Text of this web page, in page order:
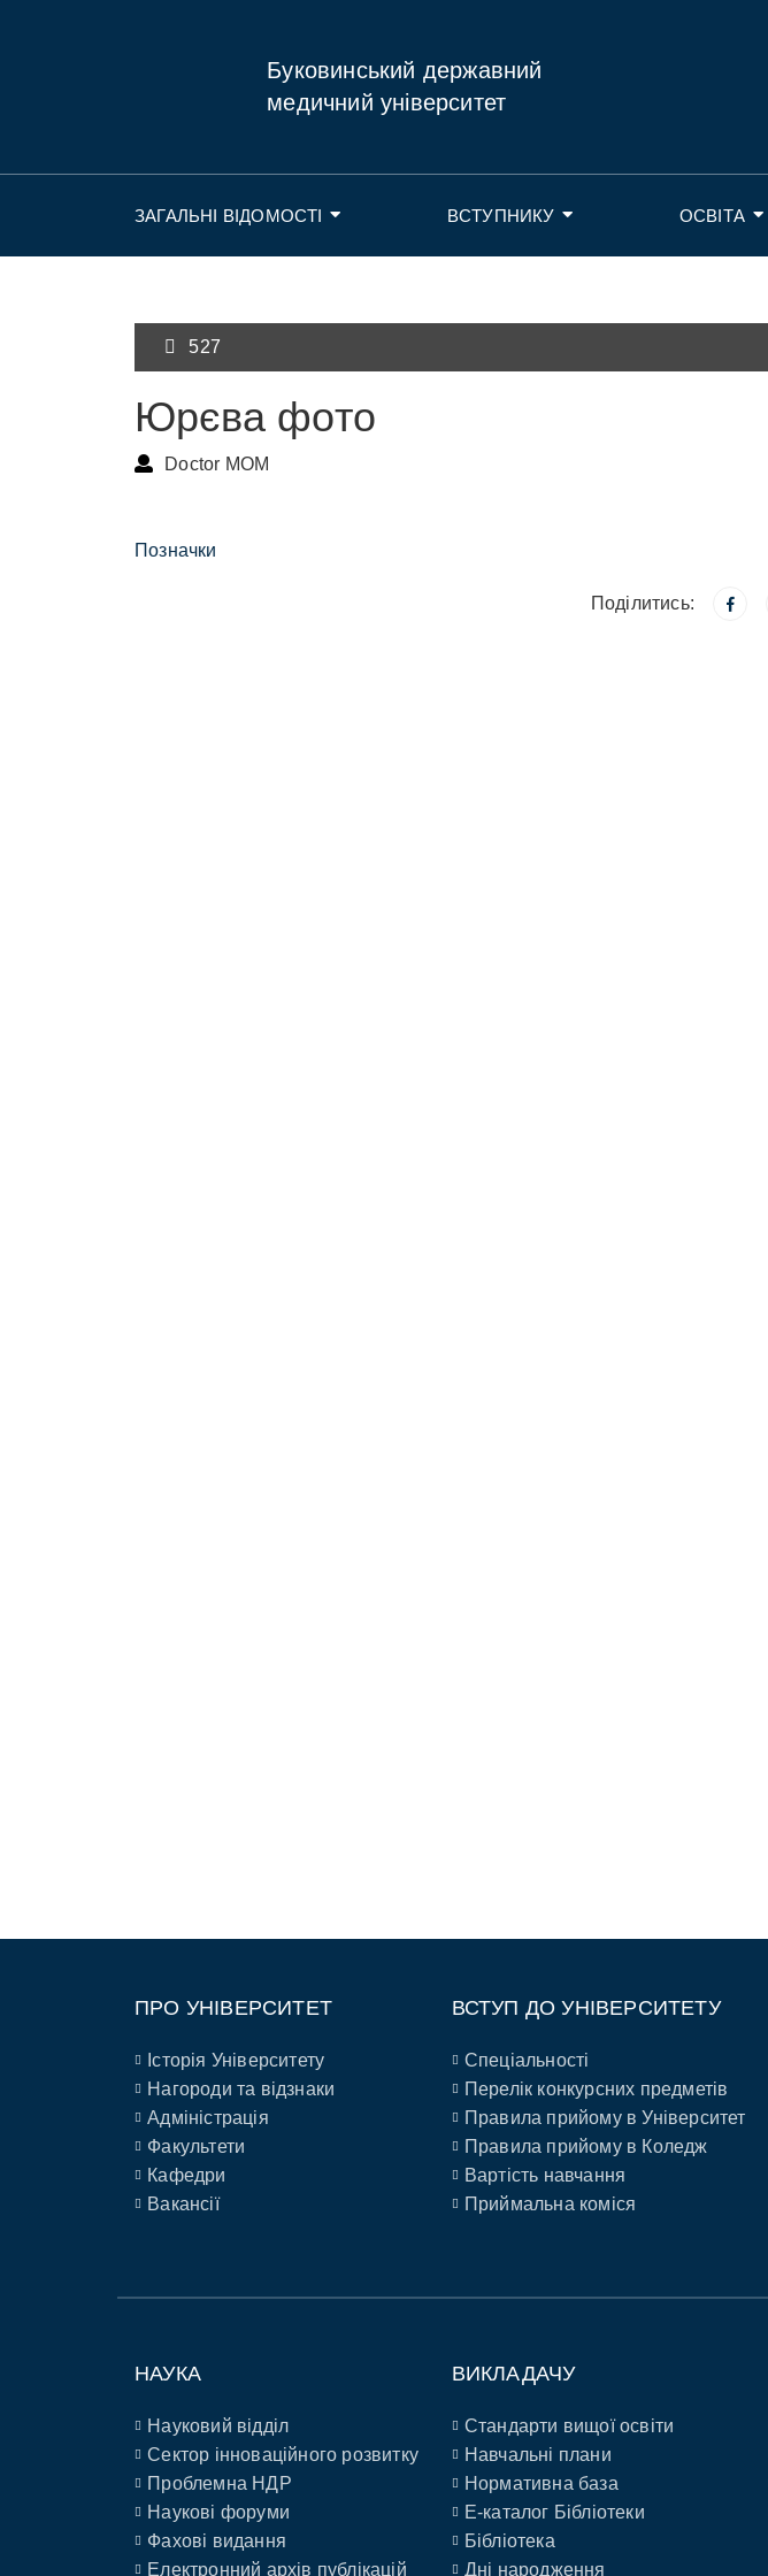
Буковинський державний
медичний університет
ЗАГАЛЬНІ ВІДОМОСТІ ВСТУПНИКУ ОСВІТА
527
Юрєва фото
Doctor MOM
Позначки
Поділитись:
ПРО УНІВЕРСИТЕТ
Історія Університету
Нагороди та відзнаки
Адміністрація
Факультети
Кафедри
Вакансії
ВСТУП ДО УНІВЕРСИТЕТУ
Спеціальності
Перелік конкурсних предметів
Правила прийому в Університет
Правила прийому в Коледж
Вартість навчання
Приймальна коміся
НАУКА
Науковий відділ
Сектор інноваційного розвитку
Проблемна НДР
Наукові форуми
Фахові видання
Електронний архів публікацій
ВИКЛАДАЧУ
Стандарти вищої освіти
Навчальні плани
Нормативна база
E-каталог Бібліотеки
Бібліотека
Дні народження